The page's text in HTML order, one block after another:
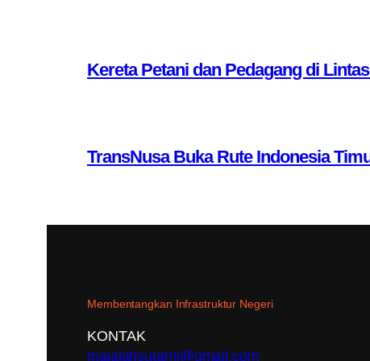
Kereta Petani dan Pedagang di
TransNusa Buka Rute Indonesia
Membentangkan Infrastruktur Negeri
KONTAK
majalahsutami@gmail.com